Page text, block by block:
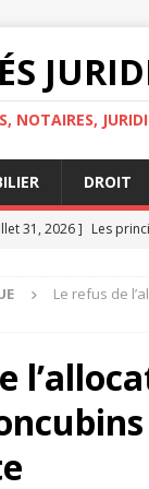
NOTAIRES,
DROIT
31, 2026 ] Les
30, 2026 ] Quelles
29, 2026 ]
Égalité
27, 2026 ] Les
Le refus de